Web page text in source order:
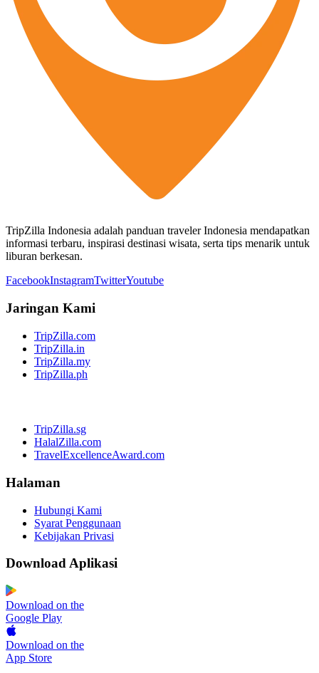
TripZilla Indonesia adalah panduan traveler Indonesia mendapatkan
informasi terbaru, inspirasi destinasi wisata, serta tips menarik untuk
liburan berkesan.
FacebookInstagramTwitterYoutube
Jaringan Kami
TripZilla.com
TripZilla.in
TripZilla.my
TripZilla.ph
TripZilla.sg
HalalZilla.com
TravelExcellenceAward.com
Halaman
Hubungi Kami
Syarat Penggunaan
Kebijakan Privasi
Download Aplikasi
Download on the
Google Play
Download on the
App Store